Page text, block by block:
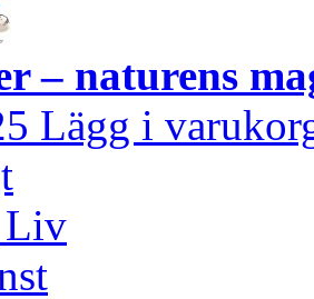
– naturens
Lägg i